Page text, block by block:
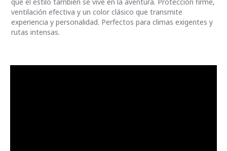
ventilación efectiva y un color clásico que transmite
experiencia y personalidad. Perfectos para climas exigentes y
rutas intensas.